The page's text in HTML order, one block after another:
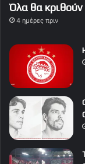
Όλα θα
4 ημέρες πριν